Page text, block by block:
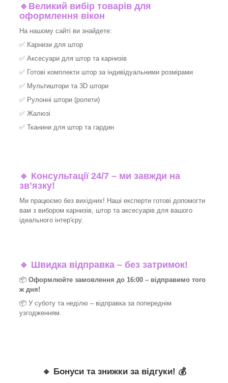
🔹 Великий вибір товарів для
оформлення вікон
На нашому сайті ви знайдете:
✅ Карнизи для штор
✅ Аксесуари для штор та карнизів
✅ Готові комплекти штор за індивідуальними розмірами
✅ Мультиштори та 3D штори
✅ Рулонні штори (ролети)
✅ Жалюзі
✅ Тканини для штор та гардин
🔹 Консультації 24/7 – ми завжди на
зв’язку!
Ми працюємо без вихідних! Наші експерти готові допомогти
вам з вибором карнизів, штор та аксесуарів для вашого
ідеального інтер'єру.​
🔹 Швидка відправка – без затримок!
📦 Оформлюйте замовлення до 16:00 – відправимо того
ж дня!
📦 У суботу та неділю – відправка за попереднім
узгодженням.
🔹 Бонуси та знижки за відгуки! 💰